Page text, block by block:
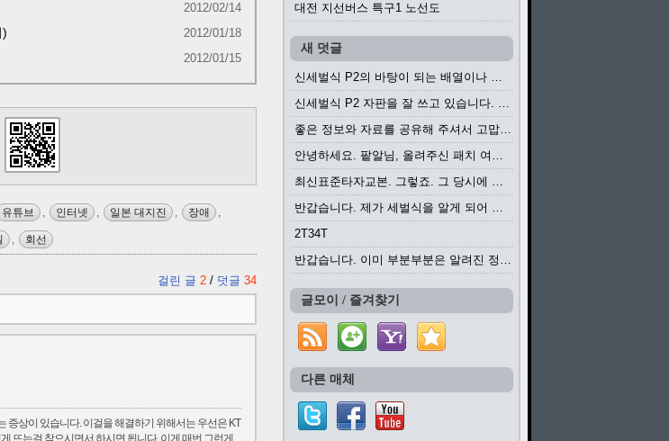
2012/02/14
) 2012/01/18
2012/01/15
유튜브 , 인터넷 , 일본 대지진 , 장애 ,
, 회선
걸린 글 2 / 덧글 34
증상이 있습니다. 이걸을 해결하기 위해서는 우선은 KT
뜨는걸 참으시면서 하시면 됩니다. 이게 매번 그런게
대전 지선버스 특구1 노선도
새 덧글
신세벌식 P2의 바탕이 되는 배열이나 주요 기능...
신세벌식 P2 자판을 잘 쓰고 있습니다. 쓰기 편리...
좋은 정보와 자료를 공유해 주셔서 고맙습니다....
안녕하세요. 팥알님, 올려주신 패치 여러모로 감사...
최신표준타자교본. 그렇죠. 그 당시에 최신 표준...
반갑습니다. 제가 세벌식을 알게 되어 세벌식 써...
2T34T
반갑습니다. 이미 부분부분은 알려진 정보들이...
글모이 / 즐겨찾기
다른 매체